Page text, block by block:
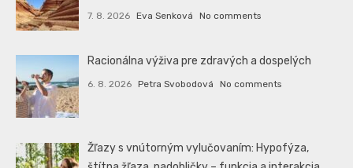
7. 8. 2026 Eva Senková No comments
Racionálna výživa pre zdravých a dospelých
6. 8. 2026 Petra Svobodová No comments
Žľazy s vnútorným vylučovaním: Hypofýza,